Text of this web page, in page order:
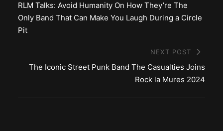
RLM Talks: Avoid Humanity On How They’re The
Only Band That Can Make You Laugh During a Circle
Pit
NEXT POST
The Iconic Street Punk Band The Casualties Joins
Rock la Mures 2024